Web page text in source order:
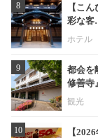
8
【こ
彩な
ホテル
9
都会を
修善
観光
10
【